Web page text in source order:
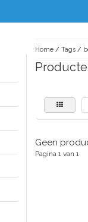
Home/ Tags/
Geen
Pagina 1 van 1